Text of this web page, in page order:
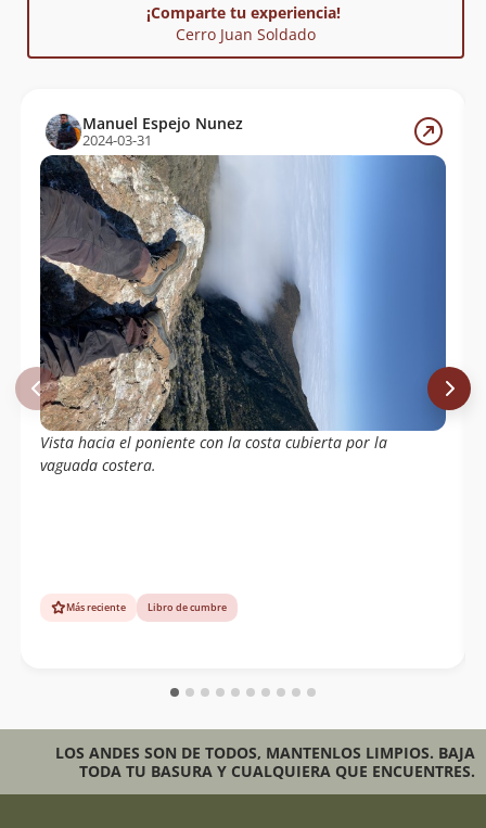
¡Comparte tu experiencia!
Cerro Juan Soldado
Manuel Espejo Nunez
2024-03-31
Vista hacia el poniente con la costa cubierta por la
vaguada costera.
Más reciente Libro de cumbre
LOS ANDES SON DE TODOS, MANTENLOS LIMPIOS. BAJA
TODA TU BASURA Y CUALQUIERA QUE ENCUENTRES.